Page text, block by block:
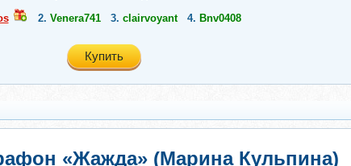
2. Venera741 3. clairvoyant 4. Bnv0408
Купить
«Жажда» (Марина Кульпина)